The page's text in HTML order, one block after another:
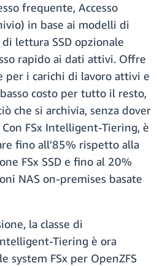
frequente, Accesso
in base ai modelli di
di lettura SSD opzionale
rapido ai dati attivi. Offre
per i carichi di lavoro attivi e
costo per tutto il resto,
che si archivia, senza dover
FSx Intelligent-Tiering, è
fino all'85% rispetto alla
FSx SSD e fino al 20%
NAS on-premises basate
la classe di
Tiering è ora
system FSx per OpenZFS